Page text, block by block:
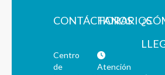
CONTÁCTANOS
Centro
de
HORARIOS
Atención